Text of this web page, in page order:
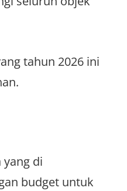
tahun 2026 ini
di
budget untuk